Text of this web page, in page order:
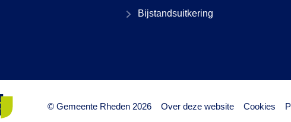
Bijstandsuitkering
© Gemeente Rheden 2026 Over deze website Cookies